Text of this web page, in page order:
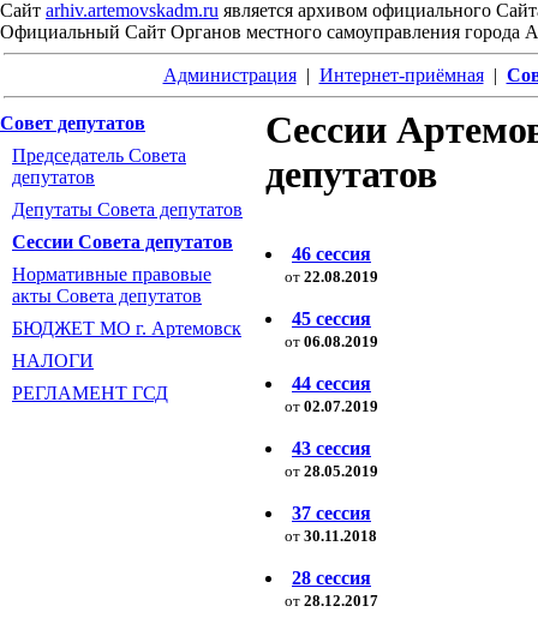
Сайт arhiv.artemovskadm.ru является архивом официального
Официальный Сайт Органов местного самоуправления города
Администрация| Интернет-приёмная|
Совет депутатов
Председатель Совета
депутатов
Депутаты Совета депутатов
Сессии Совета депутатов
Нормативные правовые
акты Совета депутатов
БЮДЖЕТ МО г. Артемовск
НАЛОГИ
РЕГЛАМЕНТ ГСД
Сессии
депутатов
46 сессия
от 22.08.2019
45 сессия
от 06.08.2019
44 сессия
от 02.07.2019
43 сессия
от 28.05.2019
37 сессия
от 30.11.2018
28 сессия
от 28.12.2017